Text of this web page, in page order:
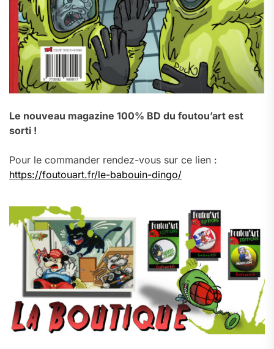
Le nouveau magazine 100% BD du foutou’art est
sorti !
Pour le commander rendez-vous sur ce lien :
https://foutouart.fr/le-babouin-dingo/